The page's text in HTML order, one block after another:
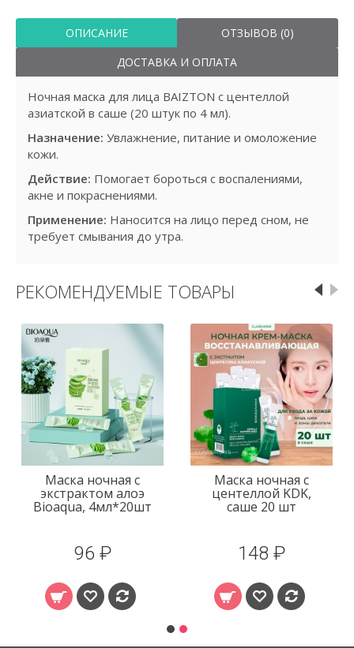
ОПИСАНИЕ
ОТЗЫВОВ (0)
ДОСТАВКА И ОПЛАТА
Ночная маска для лица BAIZTON с центеллой
азиатской в саше (20 штук по 4 мл).
Назначение: Увлажнение, питание и омоложение
кожи.
Действие: Помогает бороться с воспалениями,
акне и покраснениями.
Применение: Наносится на лицо перед сном, не
требует смывания до утра.
РЕКОМЕНДУЕМЫЕ ТОВАРЫ
Маска ночная с
экстрактом алоэ
Bioaqua, 4мл*20шт
96 ₽
Маска ночная с
центеллой KDK,
саше 20 шт
148 ₽